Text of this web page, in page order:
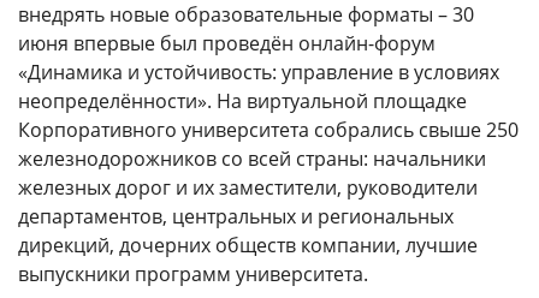
История
Команда
Награды
УНИВЕРмаг
Сведения об образовательной организации
Годовые отчеты
Стоимость образовательных услуг
внедрять новые образовательные форматы – 30
июня впервые был проведён онлайн-форум
«Динамика и устойчивость: управление в условиях
неопределённости». На виртуальной площадке
Корпоративного университета собрались свыше 250
железнодорожников со всей страны: начальники
железных дорог и их заместители, руководители
департаментов, центральных и региональных
дирекций, дочерних обществ компании, лучшие
выпускники программ университета.